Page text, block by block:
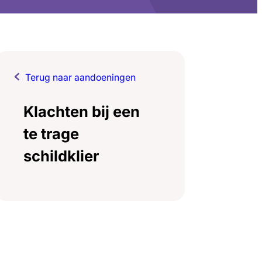
Terug naar aandoeningen
Klachten bij een
te trage
schildklier